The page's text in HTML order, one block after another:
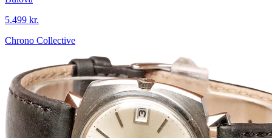
5.499 kr.
Chrono Collective